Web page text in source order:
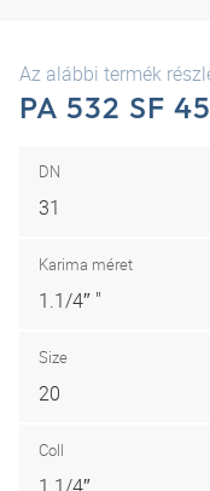
Az alábbi termék
PA 532 SF
DN
31
Karima méret
1.1/4″ "
Size
20
Coll